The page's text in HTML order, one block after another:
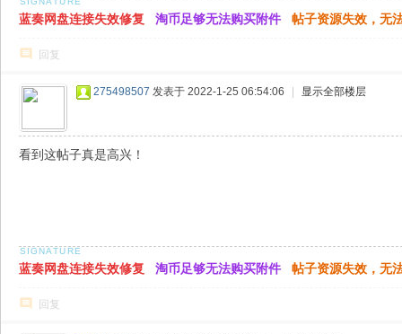
蓝奏网盘连接失效修复 淘币足够无法购买附件 帖子资源失效，无
回复
275498507 发表于 2022-1-25 06:54:06 显示全部楼层
看到这帖子真是高兴！
蓝奏网盘连接失效修复 淘币足够无法购买附件 帖子资源失效，无
回复